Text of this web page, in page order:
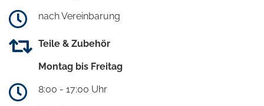
nach Vereinbarung
Teile & Zubehör
Montag bis Freitag
8:00 - 17:00 Uhr